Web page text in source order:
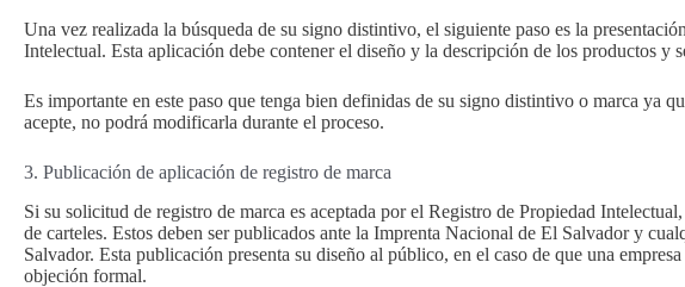
Una vez realizada la búsqueda de su signo distintivo, el siguiente paso es la
Intelectual. Esta aplicación debe contener el diseño y la descripción de los productos y
Es importante en este paso que tenga bien definidas de su signo distintivo o marca ya
acepte, no podrá modificarla durante el proceso.
3. Publicación de aplicación de registro de marca
Si su solicitud de registro de marca es aceptada por el Registro de Propiedad
de carteles. Estos deben ser publicados ante la Imprenta Nacional de El Salvador y
Salvador. Esta publicación presenta su diseño al público, en el caso de que una
objeción formal.